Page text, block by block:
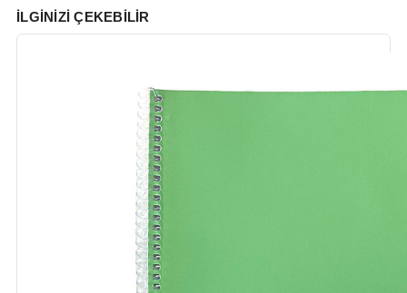
İLGINIZI ÇEKEBILIR